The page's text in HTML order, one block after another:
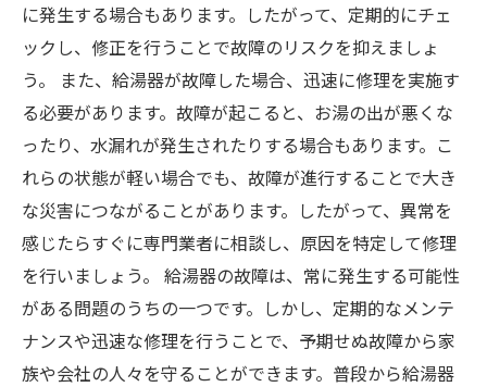
に発生する場合もあります。したがって、定期的にチェ
ックし、修正を行うことで故障のリスクを抑えましょ
う。 また、給湯器が故障した場合、迅速に修理を実施す
る必要があります。故障が起こると、お湯の出が悪くな
ったり、水漏れが発生されたりする場合もあります。こ
れらの状態が軽い場合でも、故障が進行することで大き
な災害につながることがあります。したがって、異常を
感じたらすぐに専門業者に相談し、原因を特定して修理
を行いましょう。 給湯器の故障は、常に発生する可能性
がある問題のうちの一つです。しかし、定期的なメンテ
ナンスや迅速な修理を行うことで、予期せぬ故障から家
族や会社の人々を守ることができます。普段から給湯器